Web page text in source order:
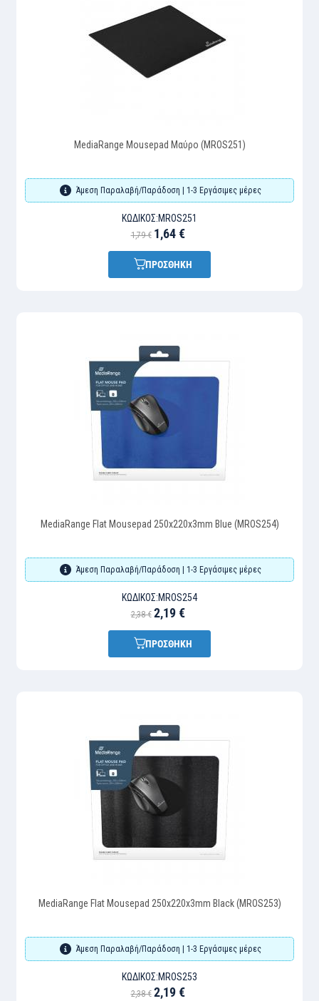
MediaRange Mousepad Μαύρο (MROS251)
Άμεση Παραλαβή/Παράδοση | 1-3 Εργάσιμες μέρες
ΚΩΔΙΚΌΣ:MROS251
1,79 € 1,64 €
ΠΡΟΣΘΗΚΗ
MediaRange Flat Mousepad 250x220x3mm Blue (MROS254)
Άμεση Παραλαβή/Παράδοση | 1-3 Εργάσιμες μέρες
ΚΩΔΙΚΌΣ:MROS254
2,38 € 2,19 €
ΠΡΟΣΘΗΚΗ
MediaRange Flat Mousepad 250x220x3mm Black (MROS253)
Άμεση Παραλαβή/Παράδοση | 1-3 Εργάσιμες μέρες
ΚΩΔΙΚΌΣ:MROS253
2,38 € 2,19 €